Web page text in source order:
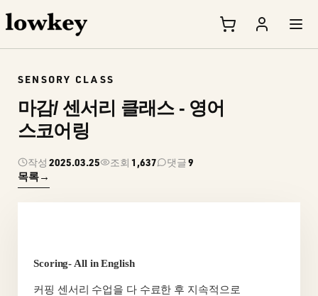
SENSORY CLASS
마감/ 센서리 클래스 - 영어
스코어링
작성 2025.03.25 조회 1,637 댓글9
목록→
Scoring- All in English
커핑 센서리 수업을 다 수료한 후 지속적으로